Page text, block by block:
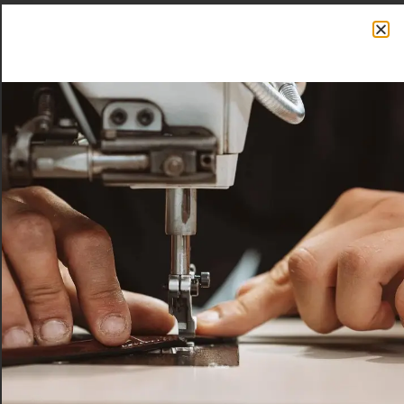
Home/ Prodotti taggati “portaagenda”
portaagenda
Visualizzazione del risultato